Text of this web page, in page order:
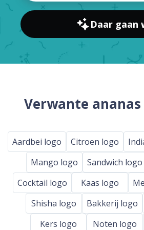
Daar gaan
Verwante
Aardbei logo Citroen logo
Mango logo
Sandwich logo
Cocktail logo
Kaas logo
Shisha logo
Bakkerij logo
Kers logo
Noten logo